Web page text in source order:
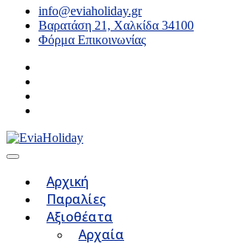
info@eviaholiday.gr
Βαρατάση 21, Χαλκίδα 34100
Φόρμα Επικοινωνίας
Αρχική
Παραλίες
Αξιοθέατα
Αρχαία